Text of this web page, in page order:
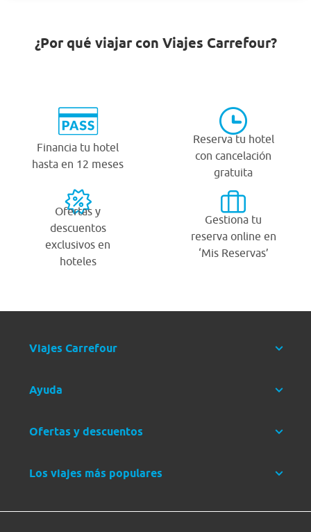
¿Por qué viajar con Viajes Carrefour?
Financia tu hotel
hasta en 12 meses
Reserva tu hotel
con cancelación
gratuita
Ofertas y
descuentos
exclusivos en
hoteles
Gestiona tu
reserva online en
‘Mis Reservas’
Viajes Carrefour
Ayuda
Ofertas y descuentos
Los viajes más populares